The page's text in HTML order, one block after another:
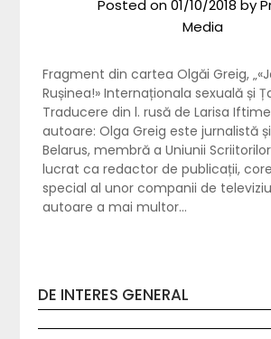
Posted on01/10/2018 by
Media
Fragment din cartea Olgăi Greig,
Rușinea!» Internaționala sexuală și
Traducere din l. rusă de Larisa
autoare: Olga Greig este jurnalistă
Belarus, membră a Uniunii
lucrat ca redactor de publicații,
special al unor companii de
autoare a mai multor…
DE INTERES GENERAL